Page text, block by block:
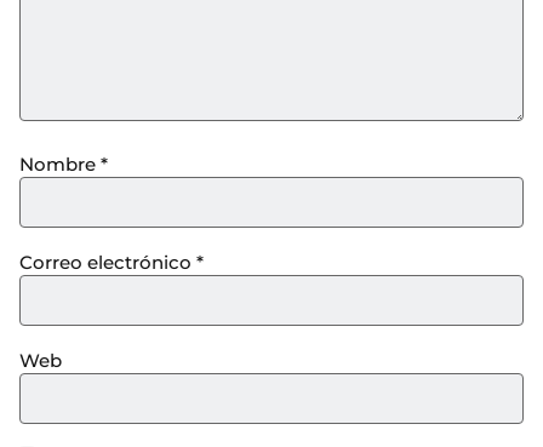
Nombre *
Correo electrónico *
Web